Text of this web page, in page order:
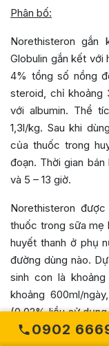
Phân bố:
Norethisteron gắn
Globulin gắn kết với
4% tổng số nồng
steroid, chỉ khoảng
với albumin. Thể
1,3l/kg. Sau khi
của thuốc trong
đoạn. Thời gian
và 5 – 13 giờ.
Norethisteron
thuốc trong sữa mẹ
huyết thanh ở phụ
đường dùng nào.
sinh con là
khoảng 600ml/
(0,02% liều sử
tới trẻ sơ sinh.
0902